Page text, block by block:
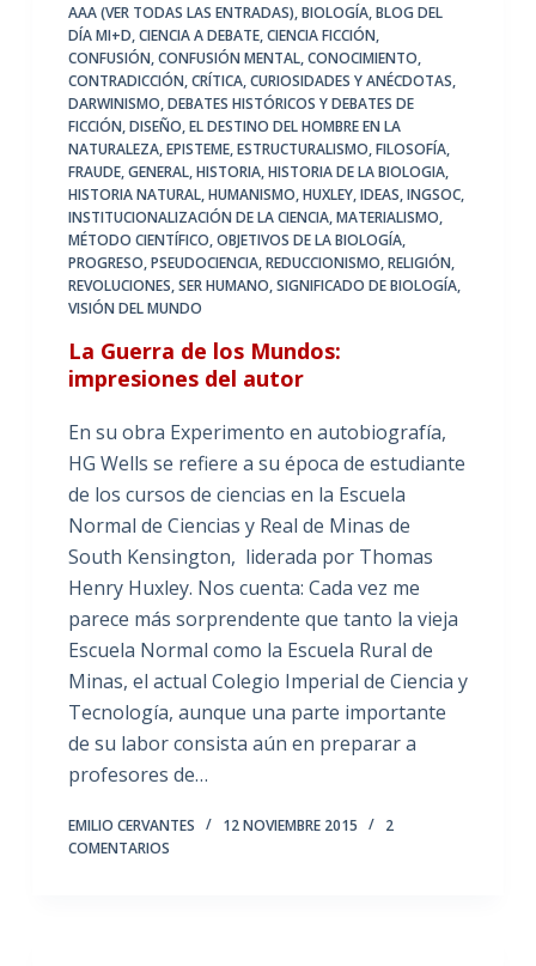
AAA (VER TODAS LAS ENTRADAS),BIOLOGÍA,BLOG DEL
DÍA MI+D,CIENCIA A DEBATE,CIENCIA FICCIÓN,
CONFUSIÓN,CONFUSIÓN MENTAL,CONOCIMIENTO,
CONTRADICCIÓN,CRÍTICA,CURIOSIDADES Y ANÉCDOTAS,
DARWINISMO,DEBATES HISTÓRICOS Y DEBATES DE
FICCIÓN,DISEÑO,EL DESTINO DEL HOMBRE EN LA
NATURALEZA,EPISTEME,ESTRUCTURALISMO,FILOSOFÍA,
FRAUDE,GENERAL,HISTORIA,HISTORIA DE LA BIOLOGIA,
HISTORIA NATURAL,HUMANISMO,HUXLEY,IDEAS,INGSOC,
INSTITUCIONALIZACIÓN DE LA CIENCIA,MATERIALISMO,
MÉTODO CIENTÍFICO,OBJETIVOS DE LA BIOLOGÍA,
PROGRESO,PSEUDOCIENCIA,REDUCCIONISMO,RELIGIÓN,
REVOLUCIONES,SER HUMANO,SIGNIFICADO DE BIOLOGÍA,
VISIÓN DEL MUNDO
La Guerra de los Mundos:
impresiones del autor
En su obra Experimento en autobiografía,
HG Wells se refiere a su época de estudiante
de los cursos de ciencias en la Escuela
Normal de Ciencias y Real de Minas de
South Kensington, liderada por Thomas
Henry Huxley. Nos cuenta: Cada vez me
parece más sorprendente que tanto la vieja
Escuela Normal como la Escuela Rural de
Minas, el actual Colegio Imperial de Ciencia y
Tecnología, aunque una parte importante
de su labor consista aún en preparar a
profesores de…
EMILIO CERVANTES 12 NOVIEMBRE 2015
2
COMENTARIOS